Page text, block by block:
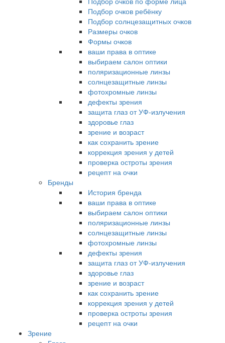
Подбор очков ребёнку
Подбор солнцезащитных очков
Размеры очков
Формы очков
ваши права в оптике
выбираем салон оптики
поляризационные линзы
солнцезащитные линзы
фотохромные линзы
дефекты зрения
защита глаз от УФ-излучения
здоровье глаз
зрение и возраст
как сохранить зрение
коррекция зрения у детей
проверка остроты зрения
рецепт на очки
Бренды
История бренда
ваши права в оптике
выбираем салон оптики
поляризационные линзы
солнцезащитные линзы
фотохромные линзы
дефекты зрения
защита глаз от УФ-излучения
здоровье глаз
зрение и возраст
как сохранить зрение
коррекция зрения у детей
проверка остроты зрения
рецепт на очки
Зрение